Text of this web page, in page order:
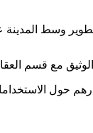
وسط المدينة
مع قسم
حول